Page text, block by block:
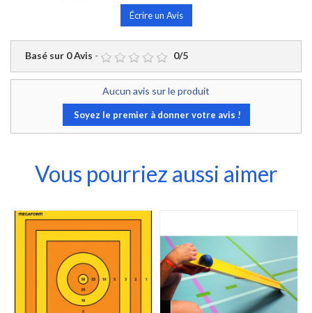
Écrire un Avis
Basé sur 0Avis - 0/5
Aucun avis sur le produit
Soyez le premier à donner votre avis !
Vous pourriez aussi aimer